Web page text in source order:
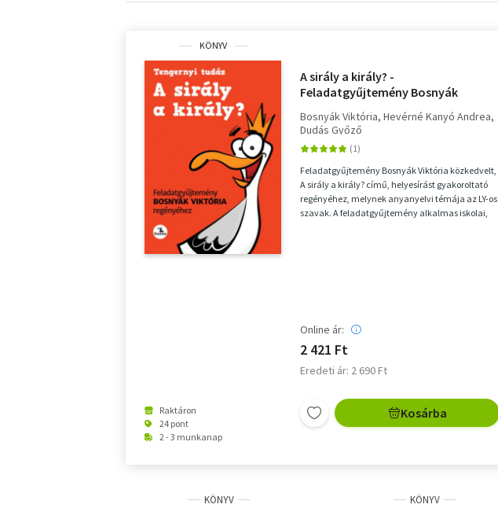
KÖNYV
Raktáron
24 pont
2 - 3 munkanap
A sirály a király? -
Feladatgyűjtemény Bosnyák
Bosnyák Viktória Hevérné Kanyó Andrea
Dudás Győző
Feladatgyűjtemény Bosnyák Viktória közkedvelt,
A sirály a király? című, helyesírást gyakoroltató
regényéhez, melynek anyanyelvi témája az LY-os
szavak. A feladatgyűjtemény alkalmas iskolai,
Online ár:
2 421 Ft
Eredeti ár: 2 690 Ft
Kosárba
KÖNYV KÖNYV